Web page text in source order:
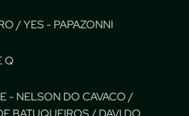
/ YES - PAPAZONNI
Q
- NELSON DO CAVACO /